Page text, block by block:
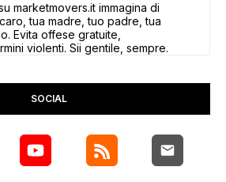
marketmovers.it immagina di
tua madre, tuo padre, tua
Evita offese gratuite,
violenti. Sii gentile, sempre.
SOCIAL